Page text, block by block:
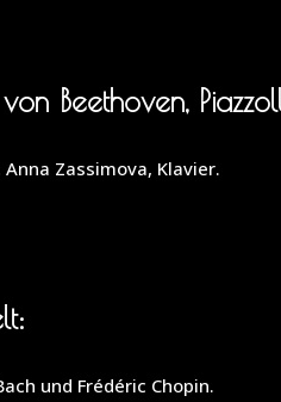
von Beethoven,
Zassimova, Klavier.
und Frédéric Chopin.